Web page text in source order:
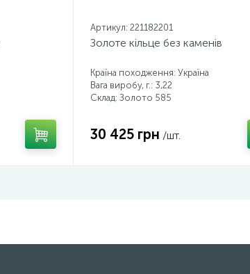
Артикул: 221182201
Золоте кільце без каменів
Країна походження: Україна
Вага виробу, г.: 3,22
Склад: Золото 585
30 425 грн /шт.